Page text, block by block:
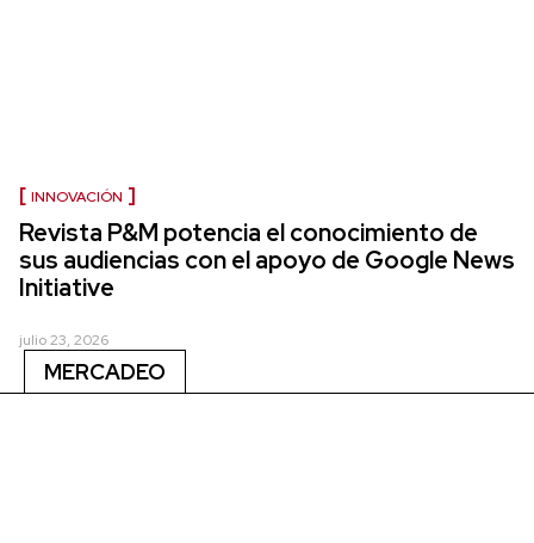
INNOVACIÓN
Revista P&M potencia el conocimiento de
sus audiencias con el apoyo de Google News
Initiative
julio 23, 2026
MERCADEO